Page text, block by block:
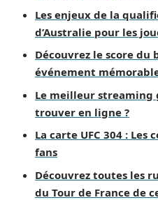
Les enjeux de la
d’Australie pour les
Découvrez le score du
événement
Le meilleur streaming
trouver en ligne ?
La carte UFC 304 :
fans
Découvrez toutes les
du Tour de France de